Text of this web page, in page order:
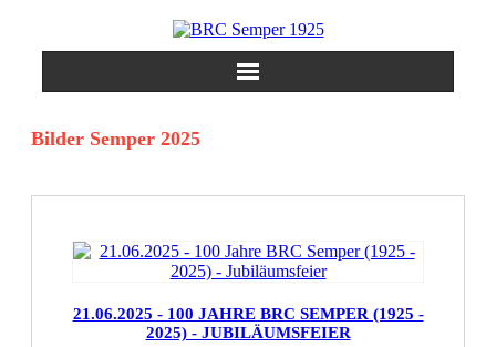
content
Bilder Semper 2025
21.06.2025 - 100 JAHRE BRC SEMPER (1925 -
2025) - JUBILÄUMSFEIER